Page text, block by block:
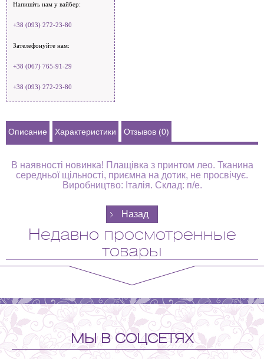
Напишіть нам у вайбер:
+38 (093) 272-23-80
Зателефонуйте нам:
+38 (067) 765-91-29
+38 (093) 272-23-80
Описание Характеристики Отзывов (0)
В наявності новинка! Плащівка з принтом лео. Тканина
середньої щільності, приємна на дотик, не просвічує.
Виробництво: Італія. Склад: п/е.
Недавно просмотренные
товары
МЫ В СОЦСЕТЯХ